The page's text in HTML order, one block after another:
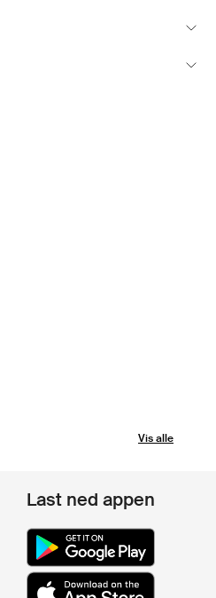
Vis alle
Last ned appen